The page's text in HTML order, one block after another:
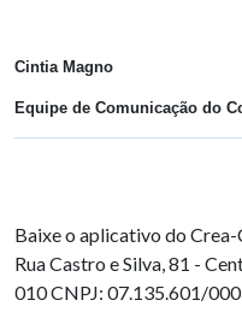
Cintia Magno
Equipe de Comunicação do
Baixe o aplicativo do Crea-
Rua Castro e Silva, 81 -
010CNPJ: 07.135.601/